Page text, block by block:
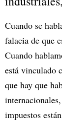
Cuando se
falacia de que
Cuando
está vinculado
que hay que
impuestos